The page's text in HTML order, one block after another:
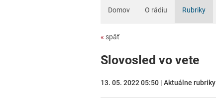
Domov O rádiu Rubriky
« späť
Slovosled vo vete
13. 05. 2022 05:50 | Aktuálne rubriky